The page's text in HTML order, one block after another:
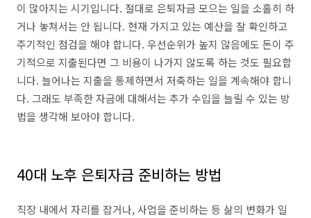
이 많아지는 시기입니다. 절대로 은퇴자금 모으는 일을 소홀히 하
거나 놓쳐서는 안 됩니다. 현재 가지고 있는 예산을 잘 확인하고
주기적인 점검을 해야 합니다. 우선순위가 높지 않음에도 돈이 주
기적으로 지출된다면 그 비용이 나가지 않도록 하는 것도 필요합
니다. 늘어나는 지출을 통제하면서 저축하는 일을 계속해야 합니
다. 그래도 부족한 자금에 대해서는 추가 수입을 늘릴 수 있는 방
법을 생각해 보아야 합니다.
40대 노후 은퇴자금 준비하는 방법
직장 내에서 자리를 잡거나, 사업을 준비하는 등 삶의 변화가 일